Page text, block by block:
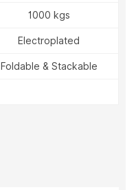
1000 kgs
Electroplated
Foldable & Stackable